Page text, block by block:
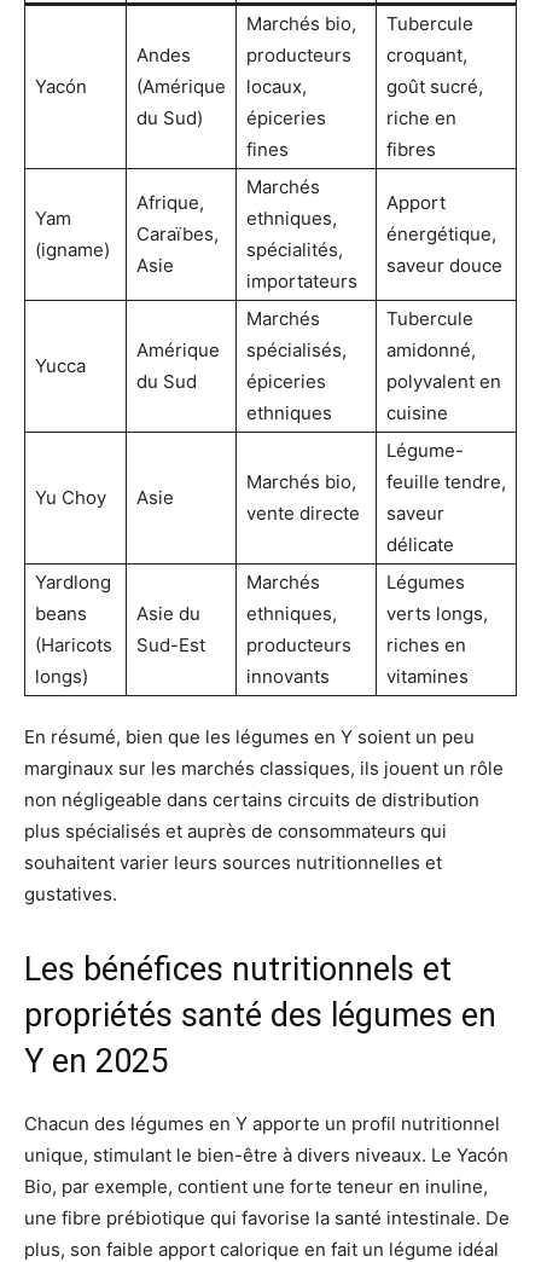
Yacón
Andes
(Amérique
du Sud)
Marchés bio,
producteurs
locaux,
épiceries
fines
Tubercule
croquant,
goût sucré,
riche en
fibres
Yam
(igname)
Afrique,
Caraïbes,
Asie
Marchés
ethniques,
spécialités,
importateurs
Apport
énergétique,
saveur douce
Yucca
Amérique
du Sud
Marchés
spécialisés,
épiceries
ethniques
Tubercule
amidonné,
polyvalent en
cuisine
Yu Choy Asie
Marchés bio,
vente directe
Légume-
feuille tendre,
saveur
délicate
Yardlong
beans
(Haricots
longs)
Asie du
Sud-Est
Marchés
ethniques,
producteurs
innovants
Légumes
verts longs,
riches en
vitamines
En résumé, bien que les légumes en Y soient un peu
marginaux sur les marchés classiques, ils jouent un rôle
non négligeable dans certains circuits de distribution
plus spécialisés et auprès de consommateurs qui
souhaitent varier leurs sources nutritionnelles et
gustatives.
Les bénéfices nutritionnels et
propriétés santé des légumes en
Y en 2025
Chacun des légumes en Y apporte un profil nutritionnel
unique, stimulant le bien-être à divers niveaux. Le Yacón
Bio, par exemple, contient une forte teneur en inuline,
une fibre prébiotique qui favorise la santé intestinale. De
plus, son faible apport calorique en fait un légume idéal